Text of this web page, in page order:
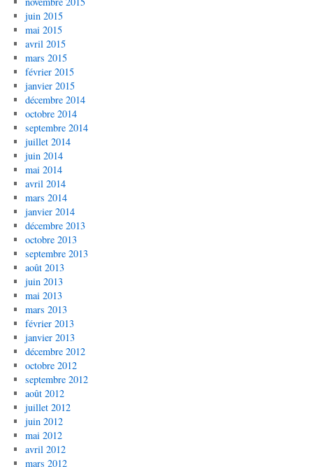
juin 2015
mai 2015
avril 2015
mars 2015
février 2015
janvier 2015
décembre 2014
octobre 2014
septembre 2014
juillet 2014
juin 2014
mai 2014
avril 2014
mars 2014
janvier 2014
décembre 2013
octobre 2013
septembre 2013
août 2013
juin 2013
mai 2013
mars 2013
février 2013
janvier 2013
décembre 2012
octobre 2012
septembre 2012
août 2012
juillet 2012
juin 2012
mai 2012
avril 2012
mars 2012